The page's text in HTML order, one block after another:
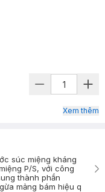
Xem thêm
súc miệng kháng
P/S, với công
thành phần
mảng bám hiệu q